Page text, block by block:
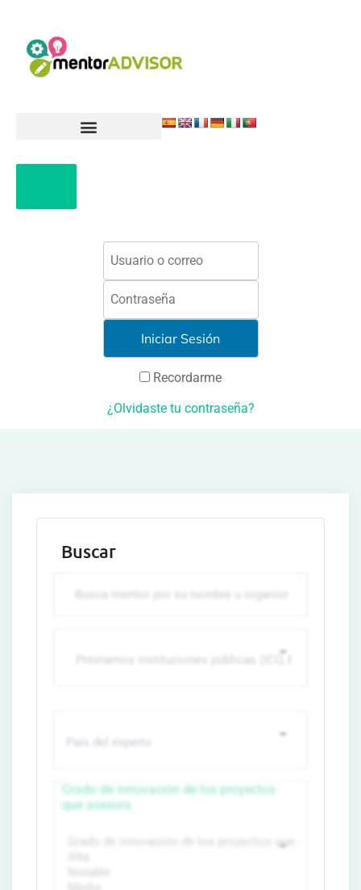
Recordarme
¿Olvidaste tu contraseña?
Buscar
Grado de innovación de los proyectos
que asesora